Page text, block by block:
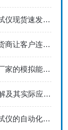
武汉特高压电力：变压器变比全自动测试仪现货速发，保障变压器精准检测​
口碑炸裂！这家高频局部放电检测仪现货商让客户连夜下单抢购
继电保护测试仪谁家的比较好：测试仪厂家的模拟能力与测试逻辑完备性探讨
UHV-600 SF6综合测试仪的高级功能详解及其实际应用场景
绝缘油介电强度测试仪哪个牌子好？测试仪的自动化方案与品牌考量